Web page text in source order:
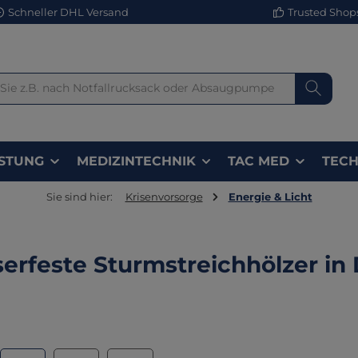
Schneller DHL Versand Trusted
MEDIZINTECHNIK TAC MED
Sie sind hier: Krisenvorsorge Energie & Licht
Sturmstreichhölzer in